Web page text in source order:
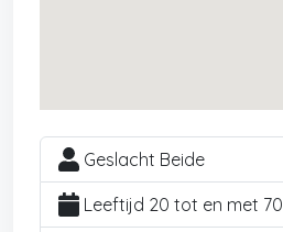
Geslacht Beide
Leeftijd 20 tot en met 70